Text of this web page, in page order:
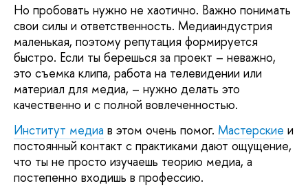
Но пробовать нужно не хаотично. Важно понимать
свои силы и ответственность. Медиаиндустрия
маленькая, поэтому репутация формируется
быстро. Если ты берешься за проект – неважно,
это съемка клипа, работа на телевидении или
материал для медиа, – нужно делать это
качественно и с полной вовлеченностью.
Институт медиа в этом очень помог. Мастерские и
постоянный контакт с практиками дают ощущение,
что ты не просто изучаешь теорию медиа, а
постепенно входишь в профессию.